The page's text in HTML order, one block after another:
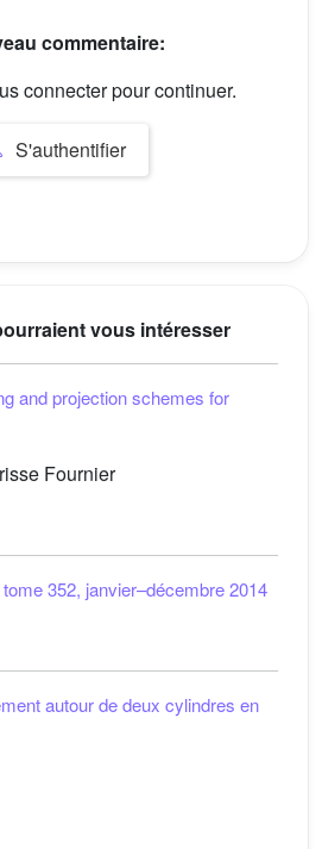
commentaire:
connecter pour continuer.
S'authentifier
vous intéresser
and projection schemes for
Fournier
352, janvier–décembre 2014
autour de deux cylindres en